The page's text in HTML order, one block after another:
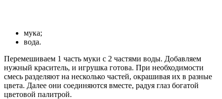
мука;
вода.
Перемешиваем 1 часть муки с 2 частями воды. Добавляем
нужный краситель, и игрушка готова. При необходимости
смесь разделяют на несколько частей, окрашивая их в разные
цвета. Далее они соединяются вместе, радуя глаз богатой
цветовой палитрой.